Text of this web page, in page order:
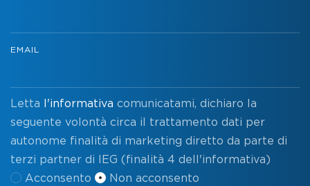
EMAIL
Letta l'informativa comunicatami, dichiaro la
seguente volontà circa il trattamento dati per
autonome finalità di marketing diretto da parte di
terzi partner di IEG (finalità 4 dell'informativa)
Acconsento
Non acconsento